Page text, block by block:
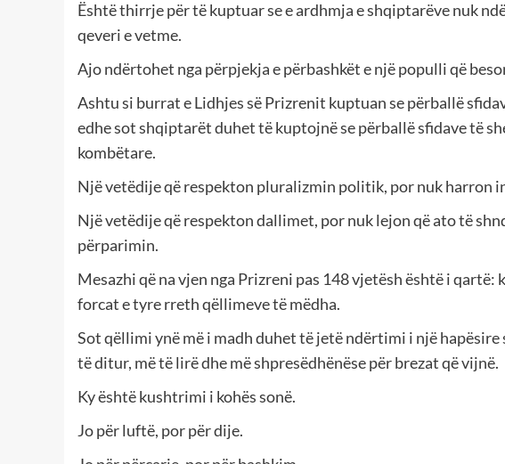
Është thirrje për të kuptuar se e ardhmja e shqiptarëve nuk
qeveri e vetme.
Ajo ndërtohet nga përpjekja e përbashkët e një populli që
Ashtu si burrat e Lidhjes së Prizrenit kuptuan se përballë
edhe sot shqiptarët duhet të kuptojnë se përballë sfidave të
kombëtare.
Një vetëdije që respekton pluralizmin politik, por nuk harron
Një vetëdije që respekton dallimet, por nuk lejon që ato të
përparimin.
Mesazhi që na vjen nga Prizreni pas 148 vjetësh është i
forcat e tyre rreth qëllimeve të mëdha.
Sot qëllimi ynë më i madh duhet të jetë ndërtimi i një
të ditur, më të lirë dhe më shpresëdhënëse për brezat që vijnë.
Ky është kushtrimi i kohës sonë.
Jo për luftë, por për dije.